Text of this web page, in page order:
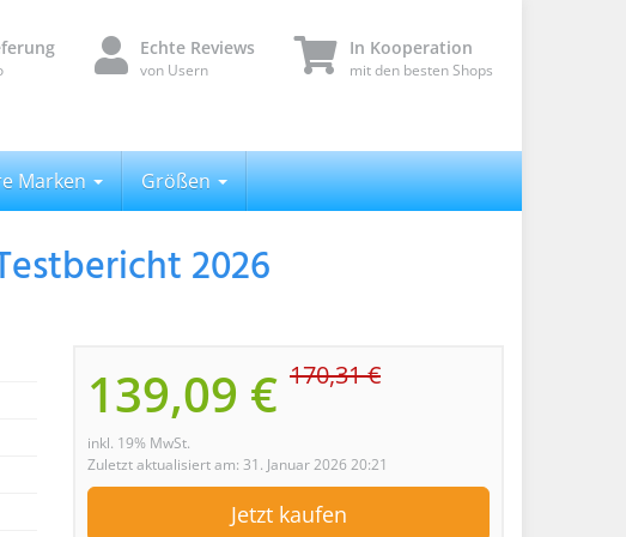
Echte Reviews
von Usern
In Kooperation
mit den besten Shops
Marken Größen
2026
139,09 € 170,31 €
inkl. 19% MwSt.
Zuletzt aktualisiert am: 31. Januar 2026 20:21
Jetzt kaufen